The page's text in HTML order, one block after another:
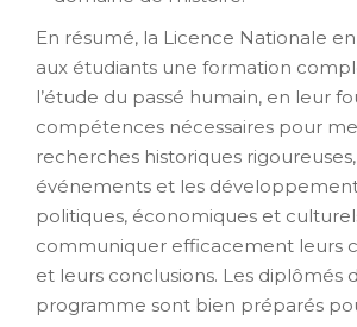
En résumé, la Licence Nationale
aux étudiants une formation
l’étude du passé humain, en leur
compétences nécessaires pour
recherches historiques
événements et les
politiques, économiques et
communiquer efficacement leurs
et leurs conclusions. Les diplômés
programme sont bien préparés